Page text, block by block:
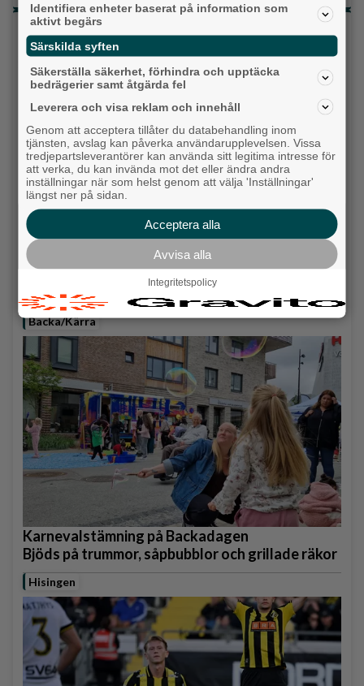
Senaste artiklarna
Alingsås
Krögarnas kamp när tågen står stilla: "Vi
försöker bara överleva”
Backa/Kärra
Karnevalstämning på Backadagen
Bjöds på trummor, såpbubblor och grillade räkor
Hisingen
Identifiera enheter baserat på information som
aktivt begärs
Särskilda syften
Säkerställa säkerhet, förhindra och upptäcka
bedrägerier samt åtgärda fel
Leverera och visa reklam och innehåll
Genom att acceptera tillåter du databehandling inom
tjänsten, avslag kan påverka användarupplevelsen. Vissa
tredjepartsleverantörer kan använda sitt legitima intresse för
att verka, du kan invända mot det eller ändra andra
inställningar när som helst genom att välja 'Inställningar'
längst ner på sidan.
Acceptera alla
Avvisa alla
Integritetspolicy